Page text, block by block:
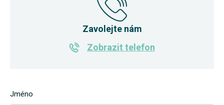
Zavolejte nám
Zobrazit telefon
Jméno